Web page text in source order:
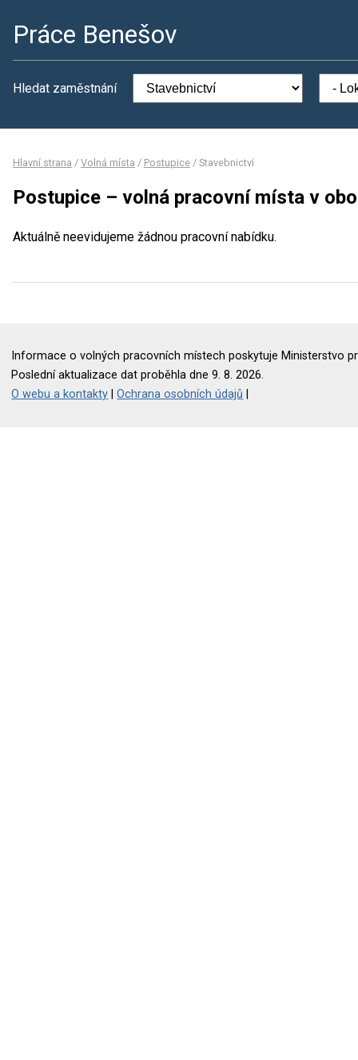
Práce Benešov
Hledat zaměstnání
Hlavní strana / Volná místa / Postupice / Stavebnictví
Postupice – volná pracovní místa v
Aktuálně neevidujeme žádnou pracovní nabídku.
Informace o volných pracovních místech poskytuje Ministerstvo
Poslední aktualizace dat proběhla dne 9. 8. 2026.
O webu a kontakty |Ochrana osobních údajů